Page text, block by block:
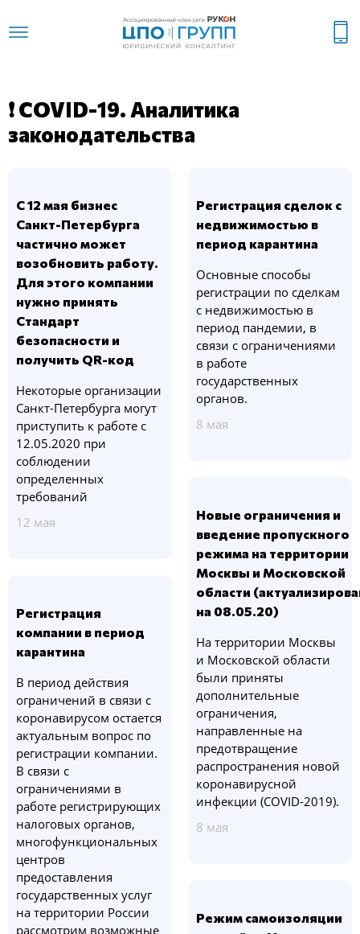
❗ COVID-19. Аналитика
законодательства
С 12 мая бизнес
Санкт-Петербурга
частично может
возобновить работу.
Для этого компании
нужно принять
Стандарт
безопасности и
получить QR-код
Некоторые организации
Санкт-Петербурга могут
приступить к работе с
12.05.2020 при
соблюдении
определенных
требований
12 мая
Регистрация сделок с
недвижимостью в
период карантина
Основные способы
регистрации по сделкам
с недвижимостью в
период пандемии, в
связи с ограничениями
в работе
государственных
органов.
8 мая
Новые ограничения и
введение пропускного
режима на территории
Москвы и Московской
области
на 08.05.20)
На территории Москвы
и Московской области
были приняты
дополнительные
ограничения,
направленные на
предотвращение
распространения новой
коронавирусной
инфекции (COVID-2019).
8 мая
Регистрация
компании в период
карантина
В период действия
ограничений в связи с
коронавирусом остается
актуальным вопрос по
регистрации компании.
В связи с
ограничениями в
работе регистрирующих
налоговых органов,
многофункциональных
центров
предоставления
государственных услуг
на территории России
рассмотрим возможные
Режим самоизоляции